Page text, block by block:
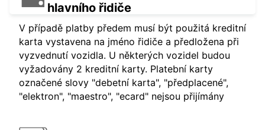
hlavního řidiče
V případě platby předem musí být použitá kreditní
karta vystavena na jméno řidiče a předložena při
vyzvednutí vozidla. U některých vozidel budou
vyžadovány 2 kreditní karty. Platební karty
označené slovy "debetní karta", "předplacené",
"elektron", "maestro", "ecard" nejsou přijímány